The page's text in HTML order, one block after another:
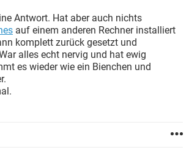
Antwort. Hat aber auch nichts
auf einem anderen Rechner installiert
komplett zurück gesetzt und
alles echt nervig und hat ewig
es wieder wie ein Bienchen und